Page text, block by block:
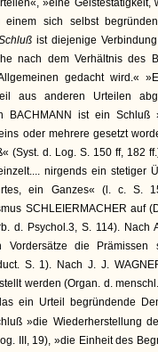
»eine Geistestätigkeit,
sich selbst
ist diejenige
nach dem Verhältnis des
gedacht wird.«
aus anderen Urteilen
ist ein Schluß
oder mehrere gesetzt
(Syst. d. Log. S. 150 ff, 182
nirgends ein stetiger
ein Ganzes« (l. c. S.
SCHLEIERMACHER auf
d. Psychol.3, S. 114). Nach
die Prämissen
S. 1). Nach J. J.
werden (Organ. d.
ein Urteil begründende
»die Wiederherstellung
III, 19), »die Einheit des